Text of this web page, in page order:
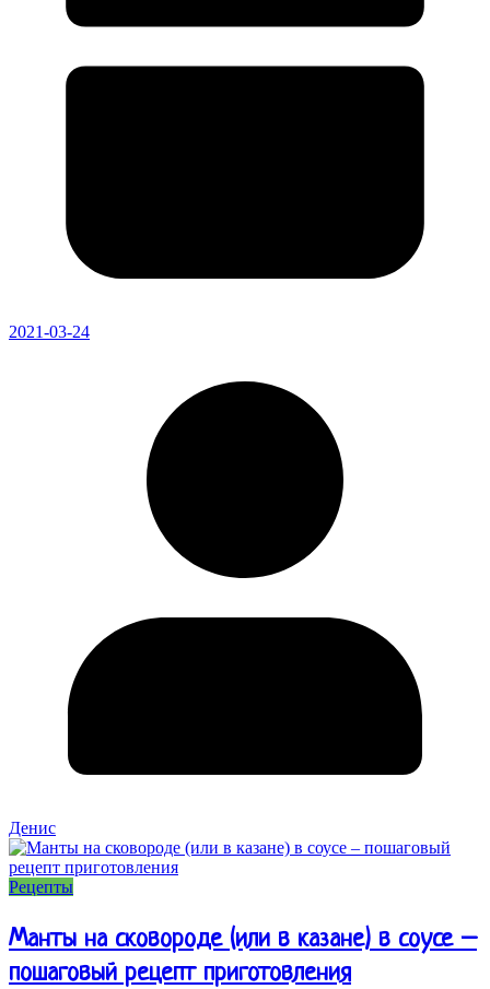
2021-03-24
Денис
Рецепты
Манты на сковороде (или в казане) в соусе –
пошаговый рецепт приготовления